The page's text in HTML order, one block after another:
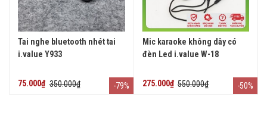
Tai nghe bluetooth nhét tai
i.value Y933
75.000₫ 350.000₫ -79%
Mic karaoke không dây có
đèn Led i.value W-18
275.000₫ 550.000₫ -50%